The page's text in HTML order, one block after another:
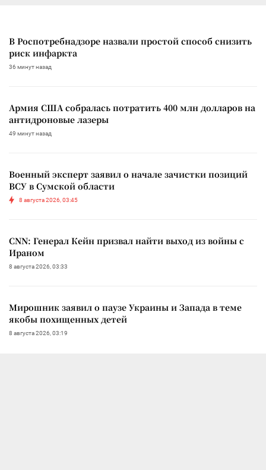
В Роспотребнадзоре назвали простой способ снизить
риск инфаркта
36 минут назад
Армия США собралась потратить 400 млн долларов на
антидроновые лазеры
49 минут назад
Военный эксперт заявил о начале зачистки позиций
ВСУ в Сумской области
8 августа 2026, 03:45
CNN: Генерал Кейн призвал найти выход из войны с
Ираном
8 августа 2026, 03:33
Мирошник заявил о паузе Украины и Запада в теме
якобы похищенных детей
8 августа 2026, 03:19